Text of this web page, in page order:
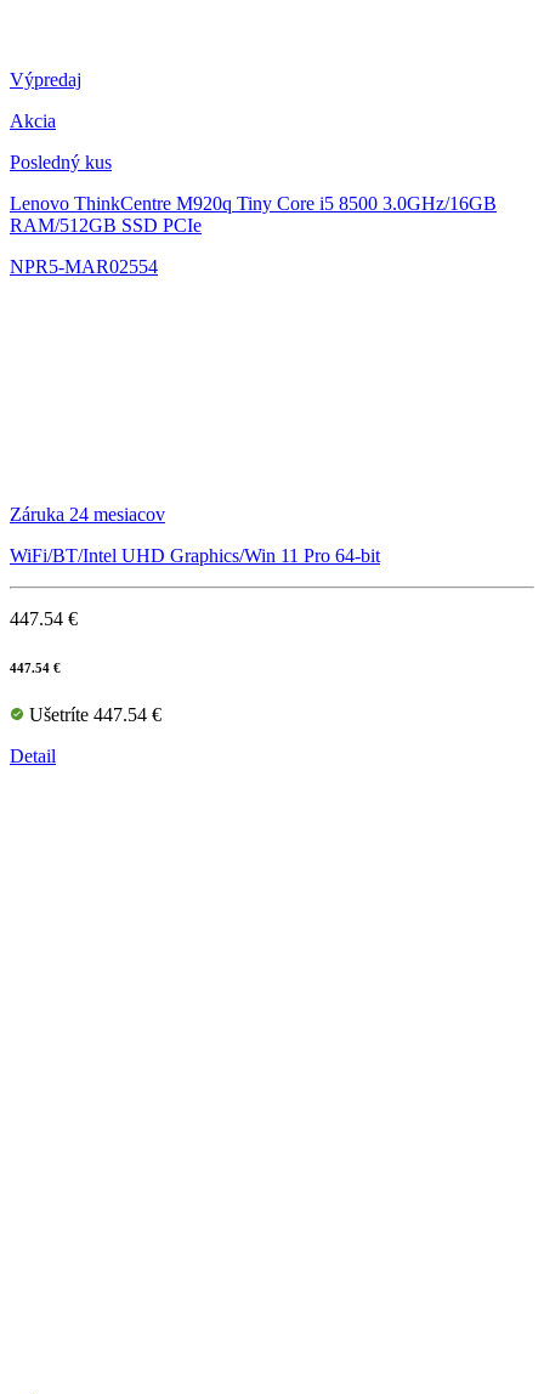
Výpredaj
Akcia
Posledný kus
Lenovo ThinkCentre M920q Tiny Core i5 8500 3.0GHz/16GB
RAM/512GB SSD PCIe
NPR5-MAR02554
Záruka 24 mesiacov
WiFi/BT/Intel UHD Graphics/Win 11 Pro 64-bit
447.54 €
447.54 €
Ušetríte 447.54 €
Detail